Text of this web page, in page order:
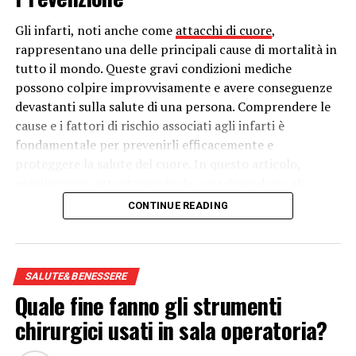
Ecco quanto bisogna allenarsi per ottenere dei risultati
Gli infarti, noti anche come attacchi di cuore,
rappresentano una delle principali cause di mortalità in
tutto il mondo. Queste gravi condizioni mediche
possono colpire improvvisamente e avere conseguenze
devastanti sulla salute di una persona. Comprendere le
cause e i fattori di rischio associati agli infarti è
fondamentale per prevenirli efficacemente e
infarti, esplorando le cause sottostanti, i fattori di
rischio e le strategie di prevenzione.
Cause degli Infarti:
Gli infarti si verificano quando il flusso sanguigno verso
una parte del cuore viene interrotto, spesso a causa
dell’occlusione di una delle arterie coronarie. Le
CONTINUE READING
SALUTE&BENESSERE
Quale fine fanno gli strumenti
chirurgici usati in sala operatoria?